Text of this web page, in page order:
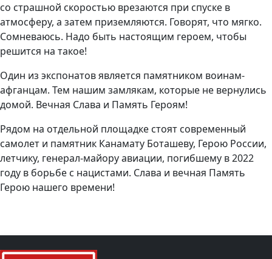
со страшной скоростью врезаются при спуске в
атмосферу, а затем приземляются. Говорят, что мягко.
Сомневаюсь. Надо быть настоящим героем, чтобы
решится на такое!
Один из экспонатов является памятником воинам-
афганцам. Тем нашим замлякам, которые не вернулись
домой. Вечная Слава и Память Героям!
Рядом на отдельной площадке стоят современный
самолет и памятник Канамату Боташеву, Герою России,
летчику, генерал-майору авиации, погибшему в 2022
году в борьбе с нацистами. Слава и вечная Память
Герою нашего времени!